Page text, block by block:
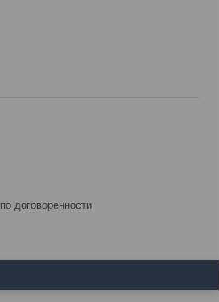
по договоренности